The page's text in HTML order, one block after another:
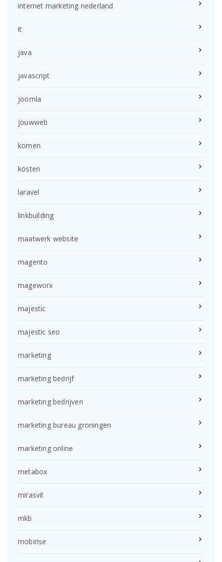
internet marketing nederland
it
java
javascript
joomla
jouwweb
komen
kosten
laravel
linkbuilding
maatwerk website
magento
mageworx
majestic
majestic seo
marketing
marketing bedrijf
marketing bedrijven
marketing bureau groningen
marketing online
metabox
mirasvit
mkb
mobirise